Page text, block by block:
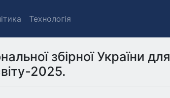
Технологія
збірної України для
2025.